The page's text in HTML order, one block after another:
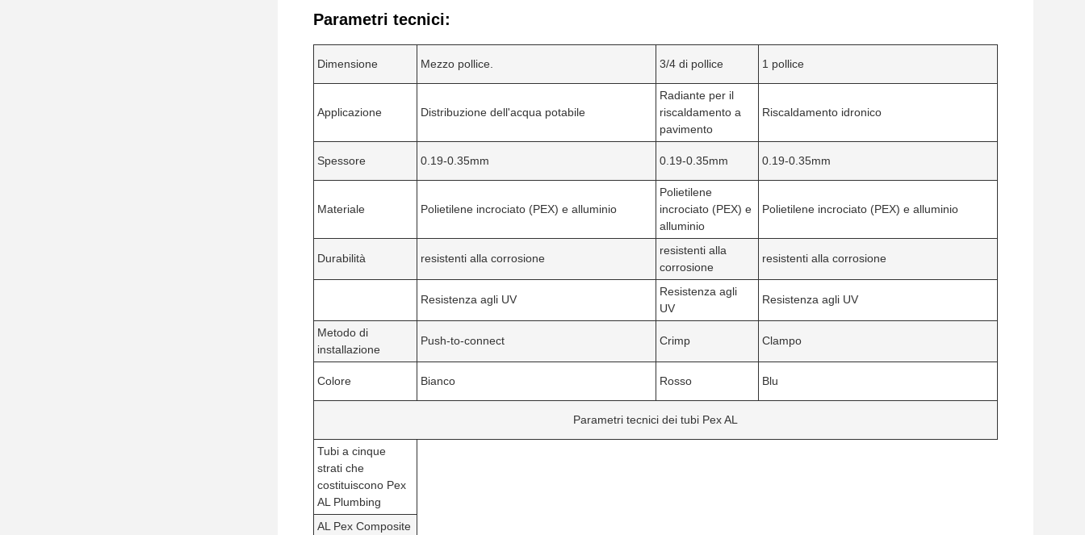
Parametri tecnici:
Dimensione Mezzo pollice. 3/4 di pollice 1 pollice
Applicazione Distribuzione dell'acqua potabile
Radiante per il
riscaldamento a
pavimento
Riscaldamento idronico
Spessore 0.19-0.35mm 0.19-0.35mm 0.19-0.35mm
Materiale Polietilene incrociato (PEX) e alluminio
Polietilene
incrociato (PEX) e
alluminio
Polietilene incrociato (PEX) e alluminio
Durabilità resistenti alla corrosione
resistenti alla
corrosione
resistenti alla corrosione
Resistenza agli UV
Resistenza agli
UV
Resistenza agli UV
Metodo di
installazione
Push-to-connect Crimp Clampo
Colore Bianco Rosso Blu
Parametri tecnici dei tubi Pex AL
Tubi a cinque
strati che
costituiscono Pex
AL Plumbing
AL Pex Composite